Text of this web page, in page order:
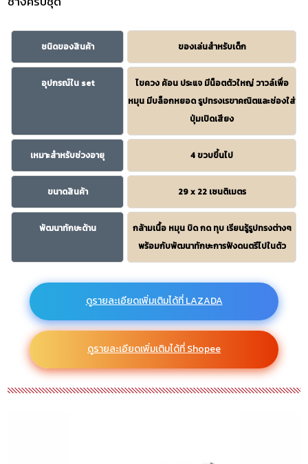
ชนิดของสินค้า ของเล่นสำหรับเด็ก
อุปกรณ์ใน set
ไขควง ค้อน ประแจ มีน็อตตัวใหญ่ วาวล์เพื่อ
หมุน มีบล็อกหยอด รูปทรงเรขาคณิตและช่องใส่
ปุ่มเปิดเสียง
เหมาะสำหรับช่วงอายุ 4 ขวบขึ้นไป
ขนาดสินค้า 29 x 22 เซนติเมตร
พัฒนาทักษะด้าน
กล้ามเนื้อ หมุน บิด กด ทุบ เรียนรู้รูปทรงต่างๆ
พร้อมกับพัฒนาทักษะการฟังดนตรีไปในตัว
ดูรายละเอียดเพิ่มเติมได้ที่ LAZADA
ดูรายละเอียดเพิ่มเติมได้ที่ Shopee